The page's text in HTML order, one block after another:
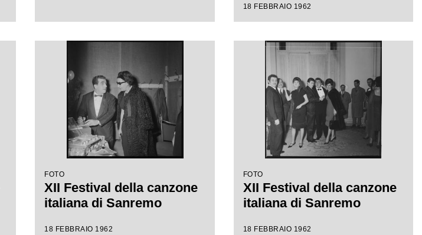
18 FEBBRAIO 1962
FOTO
XII Festival della canzone
italiana di Sanremo
18 FEBBRAIO 1962
FOTO
XII Festival della canzone
italiana di Sanremo
18 FEBBRAIO 1962